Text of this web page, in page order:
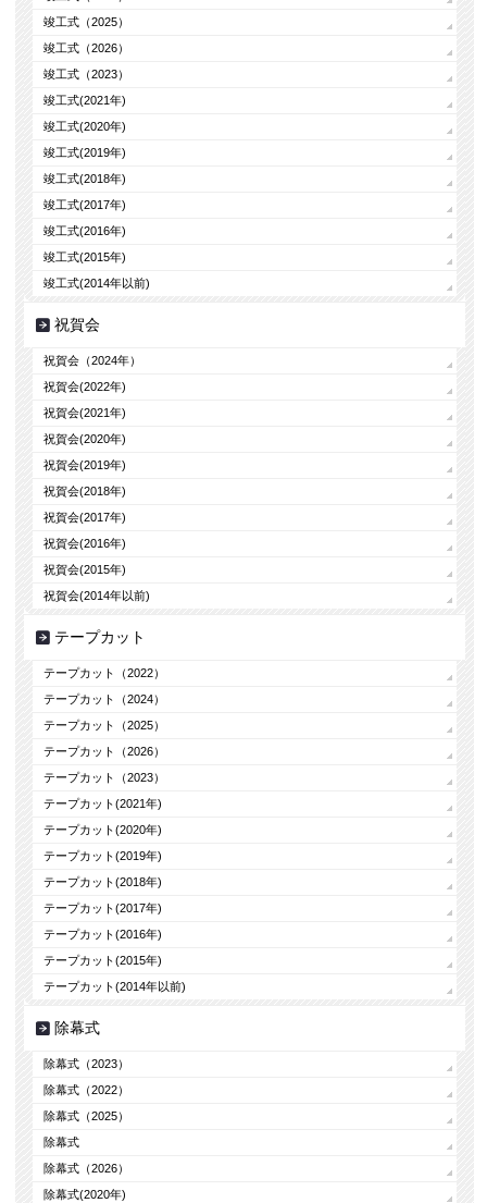
竣工式（2025）
竣工式（2026）
竣工式（2023）
竣工式(2021年)
竣工式(2020年)
竣工式(2019年)
竣工式(2018年)
竣工式(2017年)
竣工式(2016年)
竣工式(2015年)
竣工式(2014年以前)
祝賀会
祝賀会（2024年）
祝賀会(2022年)
祝賀会(2021年)
祝賀会(2020年)
祝賀会(2019年)
祝賀会(2018年)
祝賀会(2017年)
祝賀会(2016年)
祝賀会(2015年)
祝賀会(2014年以前)
テープカット
テープカット（2022）
テープカット（2024）
テープカット（2025）
テープカット（2026）
テープカット（2023）
テープカット(2021年)
テープカット(2020年)
テープカット(2019年)
テープカット(2018年)
テープカット(2017年)
テープカット(2016年)
テープカット(2015年)
テープカット(2014年以前)
除幕式
除幕式（2023）
除幕式（2022）
除幕式（2025）
除幕式
除幕式（2026）
除幕式(2020年)